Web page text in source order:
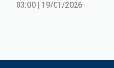
03:00 | 19/01/2026